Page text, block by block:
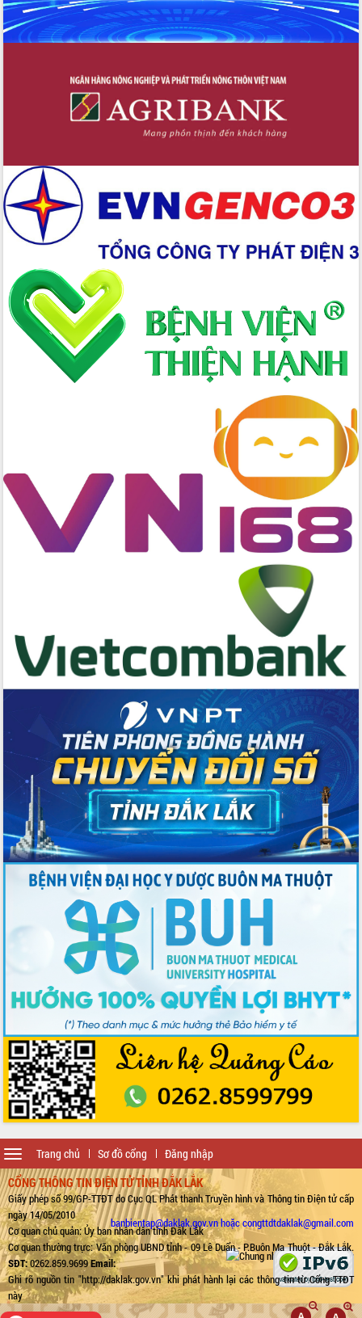
Trang chủ Sơ đồ cổng Đăng nhập
Toggle
navigation
CỔNG THÔNG TIN ĐIỆN TỬ TỈNH ĐẮK LẮK
Giấy phép số 99/GP-TTĐT do Cục QL Phát thanh Truyền hình và Thông tin Điện tử cấp
ngày 14/05/2010
Cơ quan chủ quản: Ủy ban nhân dân tỉnh Đắk Lắk
Cơ quan thường trực: Văn phòng UBND tỉnh - 09 Lê Duẩn - P.Buôn Ma Thuột - Đắk Lắk.
SĐT:0262.859.9699Email:
banbientap@daklak.gov.vn hoặc congttdtdaklak@gmail.com
Ghi rõ nguồn tin "http://daklak.gov.vn" khi phát hành lại các thông tin từ Cổng TTĐT
này